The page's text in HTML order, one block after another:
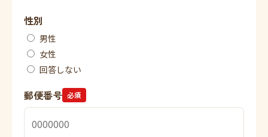
性別
男性
女性
回答しない
郵便番号 必須